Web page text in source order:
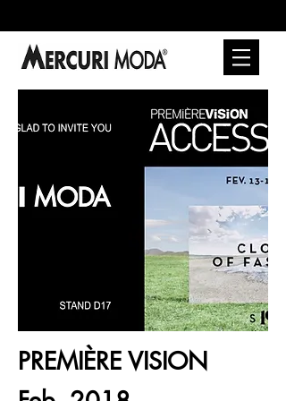
PREMIÈRE VISION